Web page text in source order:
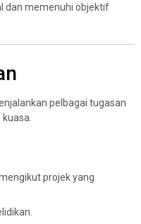
dan memenuhi objektif
pelbagai tugasan
projek yang